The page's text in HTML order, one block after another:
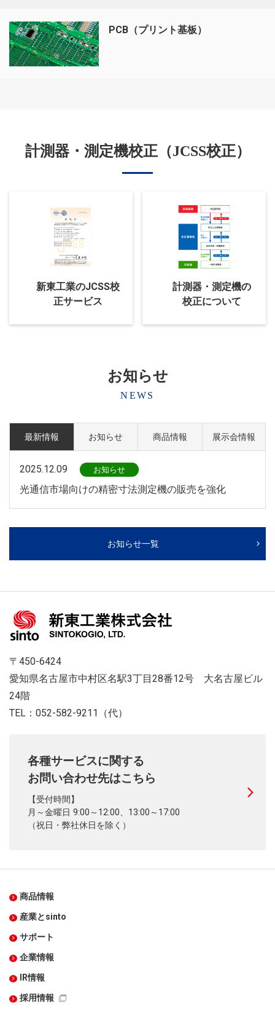
PCB（プリント基板）
計測器・測定機校正（JCSS校正）
新東工業のJCSS校
正サービス
計測器・測定機の
校正について
お知らせ
NEWS
最新情報 お知らせ 商品情報 展示会情報
2025.12.09 お知らせ
光通信市場向けの精密寸法測定機の販売を強化
お知らせ一覧
〒450-6424
愛知県名古屋市中村区名駅3丁目28番12号 大名古屋ビル
24階
TEL：052-582-9211（代）
各種サービスに関する
お問い合わせ先はこちら
【受付時間】
月～金曜日 9:00～12:00、13:00～17:00
（祝日・弊社休日を除く）
商品情報
産業とsinto
サポート
企業情報
IR情報
採用情報